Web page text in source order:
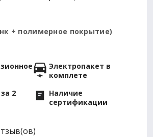
+ полимерное покрытие)
Электропакет в
комплете
2
Наличие
сертификации